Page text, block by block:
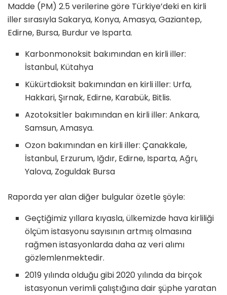
Madde (PM) 2.5 verilerine göre Türkiye’deki en kirli
iller sırasıyla Sakarya, Konya, Amasya, Gaziantep,
Edirne, Bursa, Burdur ve Isparta.
Karbonmonoksit bakımından en kirli iller:
İstanbul, Kütahya
Kükürtdioksit bakımından en kirli iller: Urfa,
Hakkari, Şırnak, Edirne, Karabük, Bitlis.
Azotoksitler bakımından en kirli iller: Ankara,
Samsun, Amasya.
Ozon bakımından en kirli iller: Çanakkale,
İstanbul, Erzurum, Iğdır, Edirne, Isparta, Ağrı,
Yalova, Zoguldak Bursa
Raporda yer alan diğer bulgular özetle şöyle:
Geçtiğimiz yıllara kıyasla, ülkemizde hava kirliliği
ölçüm istasyonu sayısının artmış olmasına
rağmen istasyonlarda daha az veri alımı
gözlemlenmektedir.
2019 yılında olduğu gibi 2020 yılında da birçok
istasyonun verimli çalıştığına dair şüphe yaratan